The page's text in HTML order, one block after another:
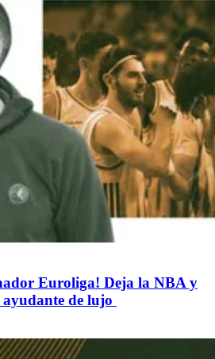
Euroliga! Deja la NBA y
ayudante de lujo